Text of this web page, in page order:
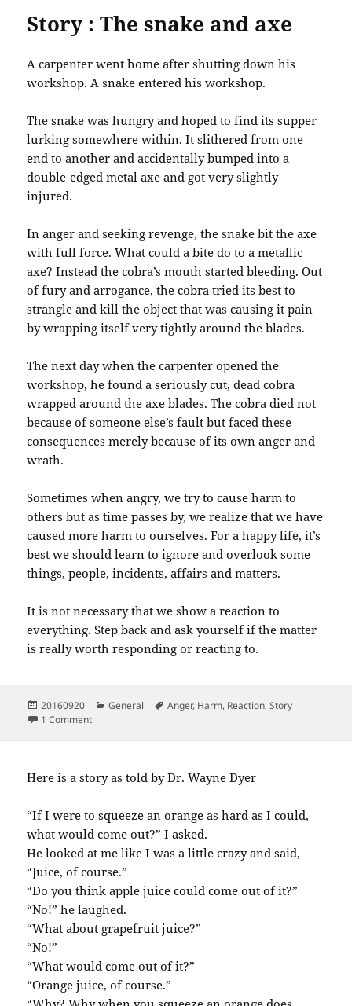
Story : The snake and axe
A carpenter went home after shutting down his
workshop. A snake entered his workshop.
The snake was hungry and hoped to find its supper
lurking somewhere within. It slithered from one
end to another and accidentally bumped into a
double-edged metal axe and got very slightly
injured.
In anger and seeking revenge, the snake bit the axe
with full force. What could a bite do to a metallic
axe? Instead the cobra’s mouth started bleeding. Out
of fury and arrogance, the cobra tried its best to
strangle and kill the object that was causing it pain
by wrapping itself very tightly around the blades.
The next day when the carpenter opened the
workshop, he found a seriously cut, dead cobra
wrapped around the axe blades. The cobra died not
because of someone else’s fault but faced these
consequences merely because of its own anger and
wrath.
Sometimes when angry, we try to cause harm to
others but as time passes by, we realize that we have
caused more harm to ourselves. For a happy life, it’s
best we should learn to ignore and overlook some
things, people, incidents, affairs and matters.
It is not necessary that we show a reaction to
everything. Step back and ask yourself if the matter
is really worth responding or reacting to.
Posted
on
20160920 Categories
General Tags
Anger, Harm, Reaction,Story
1 Commenton Story : The snake and axe
Here is a story as told by Dr. Wayne Dyer
“If I were to squeeze an orange as hard as I could,
what would come out?” I asked.
He looked at me like I was a little crazy and said,
“Juice, of course.”
“Do you think apple juice could come out of it?”
“No!” he laughed.
“What about grapefruit juice?”
“No!”
“What would come out of it?”
“Orange juice, of course.”